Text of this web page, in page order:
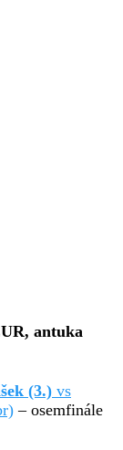
antuka
(3.) vs
– osemfinále